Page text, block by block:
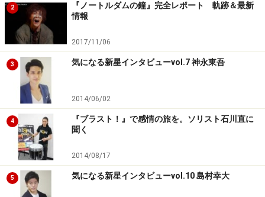
2
『ノートルダムの鐘』完全レポート 軌跡＆最新
情報
2017/11/06
3 気になる新星インタビューvol.7 神永東吾
2014/06/02
4
『ブラスト！』で感情の旅を。ソリスト石川直に
聞く
2014/08/17
5 気になる新星インタビューvol.10 島村幸大